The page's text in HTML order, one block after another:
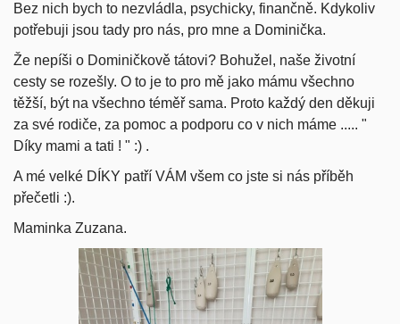
Bez nich bych to nezvládla, psychicky, finančně. Kdykoliv
potřebuji jsou tady pro nás, pro mne a Dominička.
Že nepíši o Dominičkově tátovi? Bohužel, naše životní
cesty se rozešly. O to je to pro mě jako mámu všechno
těžší, být na všechno téměř sama. Proto každý den děkuji
za své rodiče, za pomoc a podporu co v nich máme ..... "
Díky mami a tati ! " :) .
A mé velké DÍKY patří VÁM všem co jste si nás příběh
přečetli :).
Maminka Zuzana.